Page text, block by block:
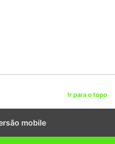
Ir para o topo
mobile